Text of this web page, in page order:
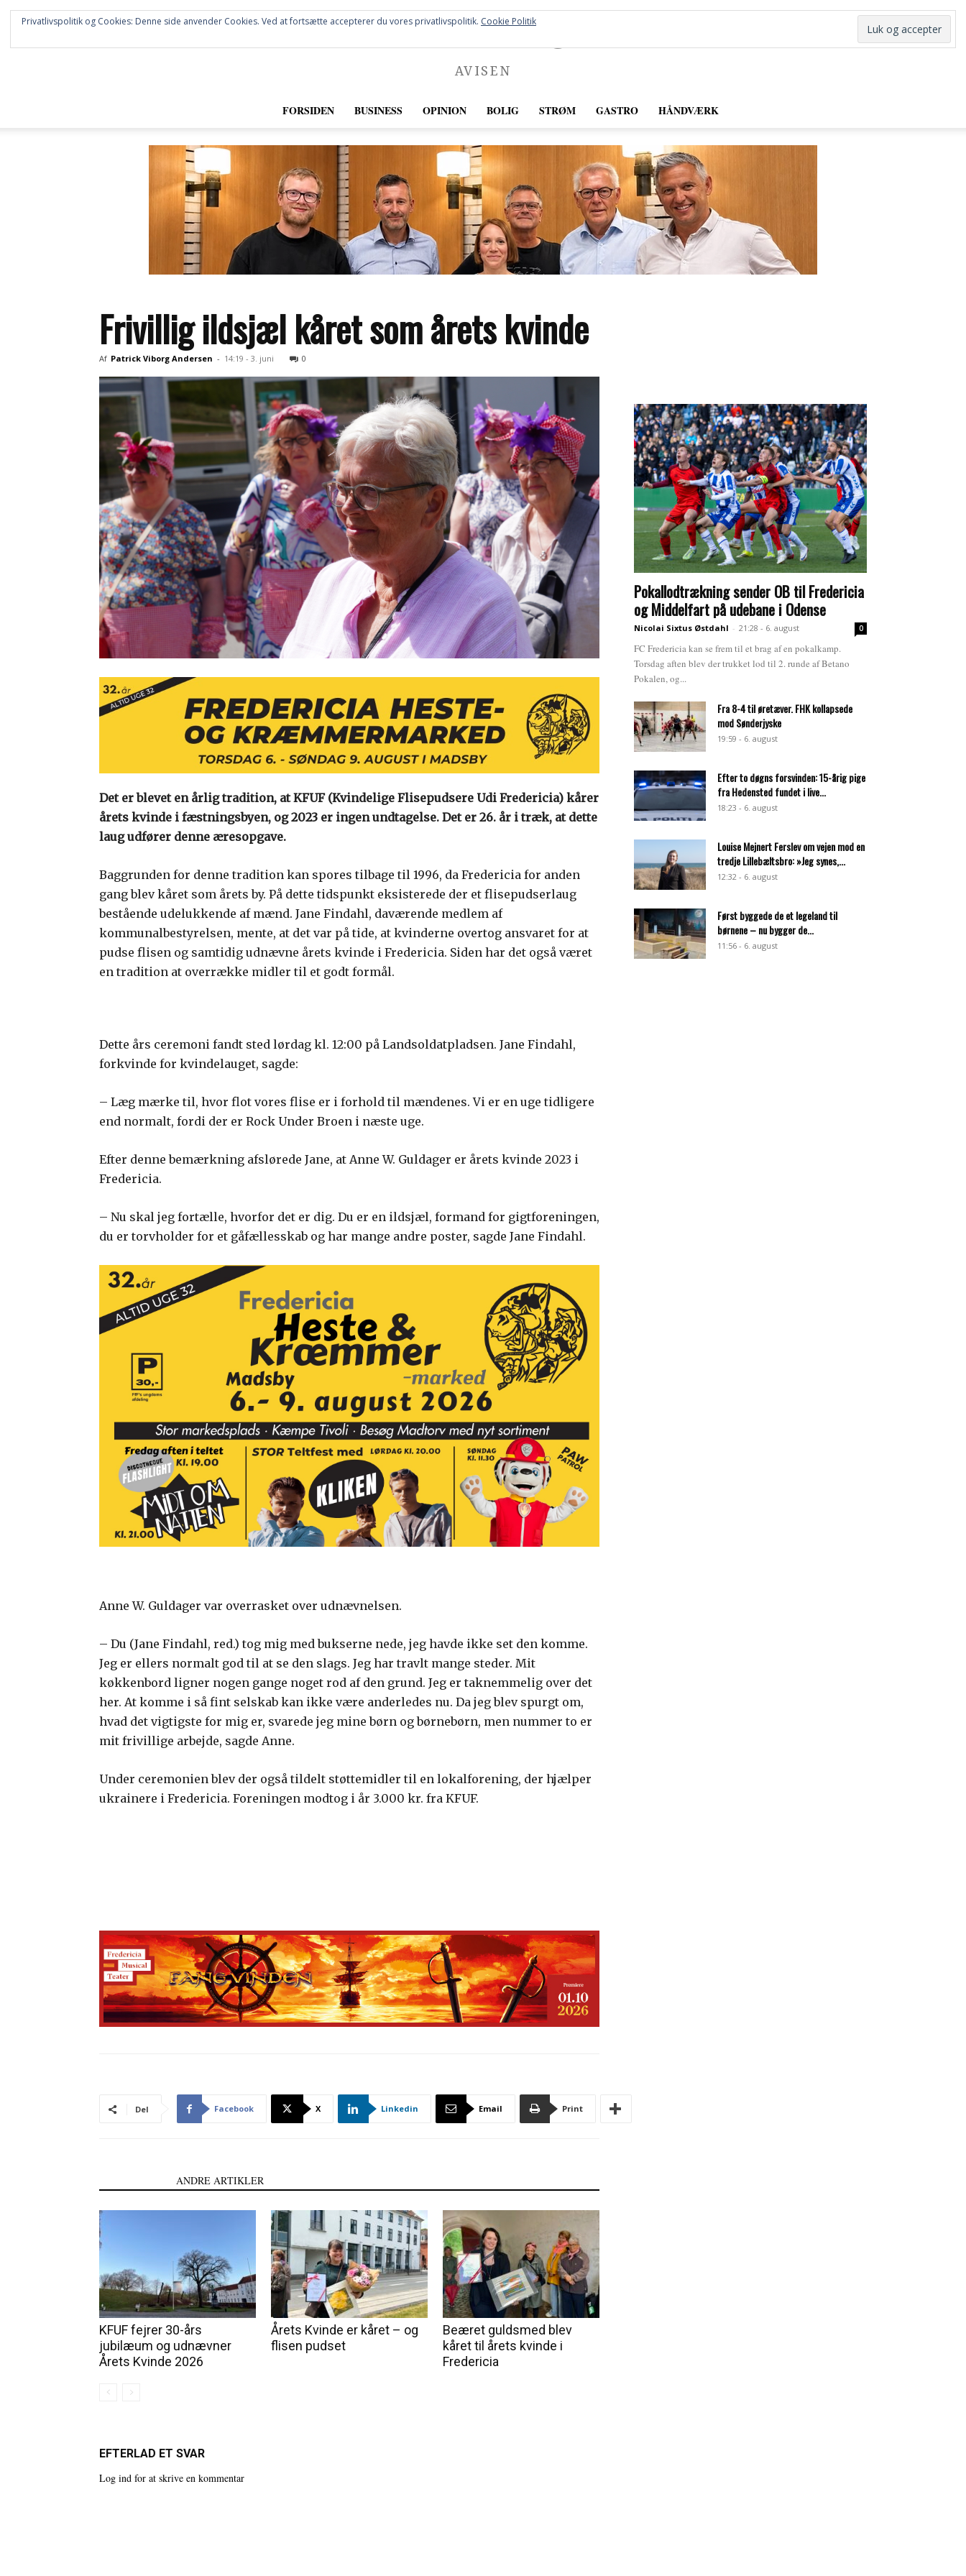
FREDERICIA
AVISEN
FORSIDEN BUSINESS OPINION BOLIG STRØM GASTRO HÅNDVÆRK
Frivillig ildsjæl kåret som årets kvinde
Af Patrick Viborg Andersen - 14:19 - 3. juni 0
Det er blevet en årlig tradition, at KFUF (Kvindelige Flisepudsere Udi Fredericia) kårer
årets kvinde i fæstningsbyen, og 2023 er ingen undtagelse. Det er 26. år i træk, at dette
laug udfører denne æresopgave.
Baggrunden for denne tradition kan spores tilbage til 1996, da Fredericia for anden
gang blev kåret som årets by. På dette tidspunkt eksisterede der et flisepudserlaug
bestående udelukkende af mænd. Jane Findahl, daværende medlem af
kommunalbestyrelsen, mente, at det var på tide, at kvinderne overtog ansvaret for at
pudse flisen og samtidig udnævne årets kvinde i Fredericia. Siden har det også været
en tradition at overrække midler til et godt formål.
Dette års ceremoni fandt sted lørdag kl. 12:00 på Landsoldatpladsen. Jane Findahl,
forkvinde for kvindelauget, sagde:
– Læg mærke til, hvor flot vores flise er i forhold til mændenes. Vi er en uge tidligere
end normalt, fordi der er Rock Under Broen i næste uge.
Efter denne bemærkning afslørede Jane, at Anne W. Guldager er årets kvinde 2023 i
Fredericia.
– Nu skal jeg fortælle, hvorfor det er dig. Du er en ildsjæl, formand for gigtforeningen,
du er torvholder for et gåfællesskab og har mange andre poster, sagde Jane Findahl.
Anne W. Guldager var overrasket over udnævnelsen.
– Du (Jane Findahl, red.) tog mig med bukserne nede, jeg havde ikke set den komme.
Jeg er ellers normalt god til at se den slags. Jeg har travlt mange steder. Mit
køkkenbord ligner nogen gange noget rod af den grund. Jeg er taknemmelig over det
her. At komme i så fint selskab kan ikke være anderledes nu. Da jeg blev spurgt om,
hvad det vigtigste for mig er, svarede jeg mine børn og børnebørn, men nummer to er
mit frivillige arbejde, sagde Anne.
Under ceremonien blev der også tildelt støttemidler til en lokalforening, der hjælper
ukrainere i Fredericia. Foreningen modtog i år 3.000 kr. fra KFUF.
Del Facebook X Linkedin Email Print
ANDRE ARTIKLER
KFUF fejrer 30-års
jubilæum og udnævner
Årets Kvinde 2026
Årets Kvinde er kåret – og
flisen pudset
Beæret guldsmed blev
kåret til årets kvinde i
Fredericia
EFTERLAD ET SVAR
Log ind for at skrive en kommentar
Pokallodtrækning sender OB til Fredericia
og Middelfart på udebane i Odense
Nicolai Sixtus Østdahl - 21:28 - 6. august 0
FC Fredericia kan se frem til et brag af en pokalkamp.
Torsdag aften blev der trukket lod til 2. runde af Betano
Pokalen, og...
Fra 8-4 til øretæver. FHK kollapsede
mod Sønderjyske
19:59 - 6. august
Efter to døgns forsvinden: 15-årig pige
fra Hedensted fundet i live...
18:23 - 6. august
Louise Mejnert Ferslev om vejen mod en
tredje Lillebæltsbro: »Jeg synes,...
12:32 - 6. august
Først byggede de et legeland til
børnene – nu bygger de...
11:56 - 6. august
Privatlivspolitik og Cookies: Denne side anvender Cookies. Ved at fortsætte accepterer du vores privatlivspolitik. Cookie Politik